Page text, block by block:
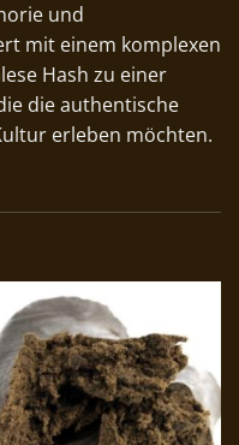
und
mit einem komplexen
Hash zu einer
die authentische
erleben möchten.